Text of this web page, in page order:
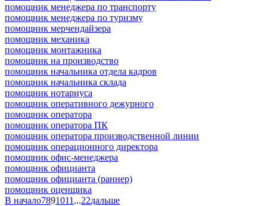
помощник менеджера по транспорту
помощник менеджера по туризму
помощник мерчендайзера
помощник механика
помощник монтажника
помощник на производство
помощник начальника отдела кадров
помощник начальника склада
помощник нотариуса
помощник оперативного дежурного
помощник оператора
помощник оператора ПК
помощник оператора производственной линии
помощник операционного директора
помощник офис-менеджера
помощник официанта
помощник официанта (раннер)
помощник оценщика
В начало7891011 ...22дальше